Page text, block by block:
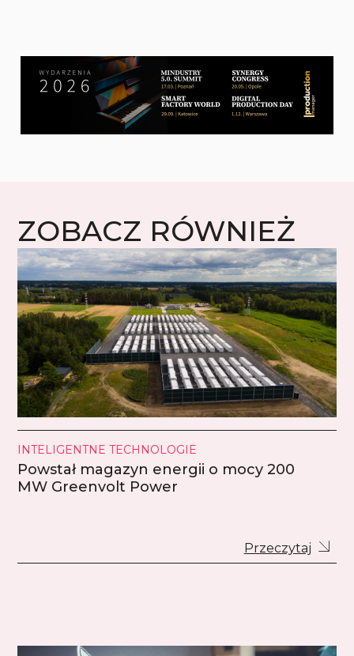
ZOBACZ RÓWNIEŻ
INTELIGENTNE TECHNOLOGIE
Powstał magazyn energii o mocy 200
MW Greenvolt Power
Przeczytaj